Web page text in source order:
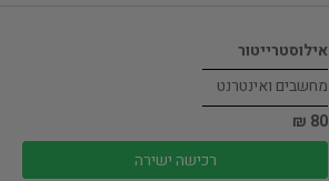
אילוסטרייטור
מחשבים ואינטרנט
80 ₪
רכישה ישירה